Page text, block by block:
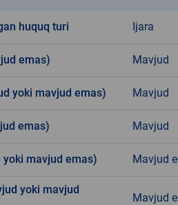
huquq turi Ijara
emas) Mavjud
yoki mavjud emas) Mavjud
emas) Mavjud
mavjud emas) Mavjud
yoki mavjud
Mavjud